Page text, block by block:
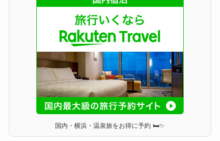
国内・横浜・温泉旅をお得に予約 🛏✨